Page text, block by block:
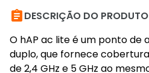
DESCRIÇÃO DO PRODUTO
O hAP ac lite é um ponto de
duplo, que fornece
de 2,4 GHz e 5 GHz ao